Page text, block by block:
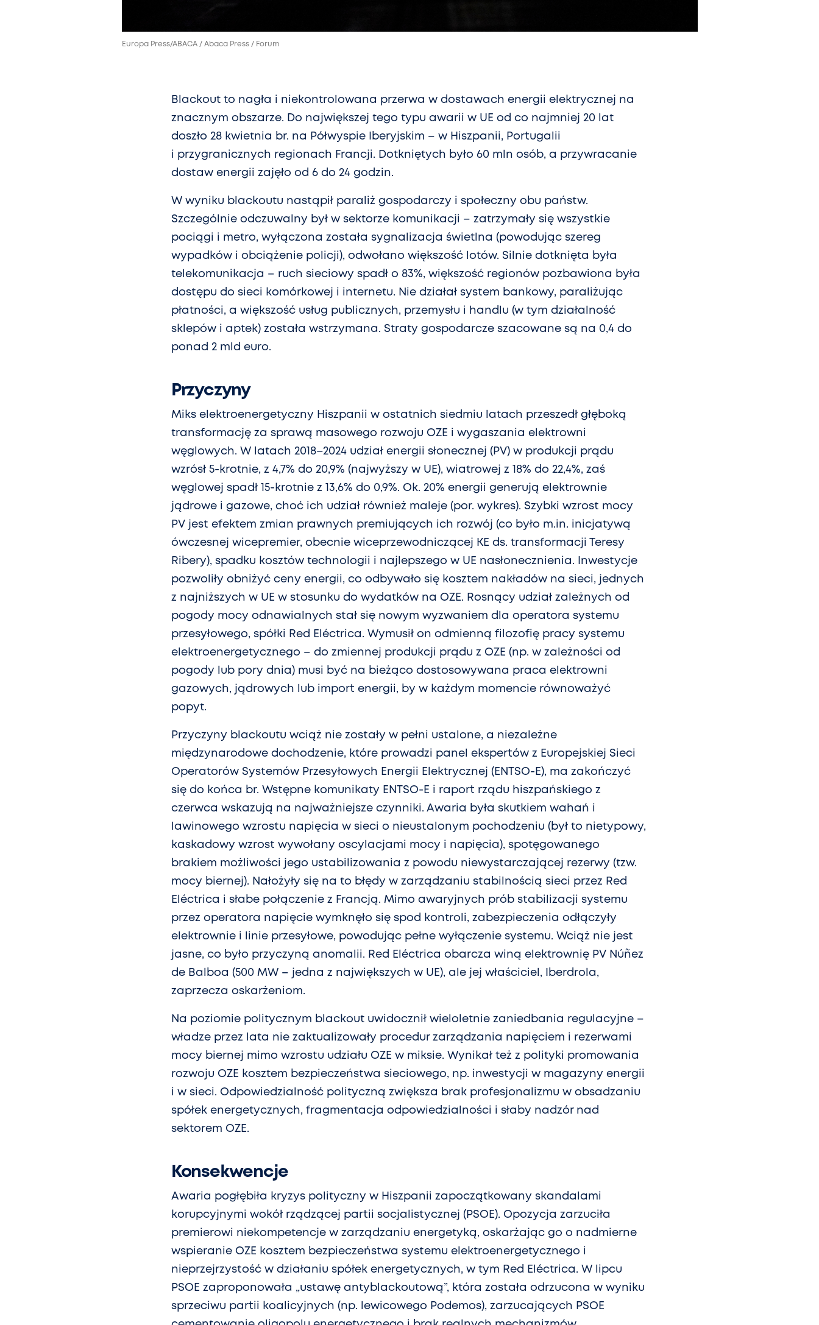
Europa Press/ABACA / Abaca Press / Forum
Blackout to nagła i niekontrolowana przerwa w dostawach energii elektrycznej na
znacznym obszarze. Do największej tego typu awarii w UE od co najmniej 20 lat
doszło 28 kwietnia br. na Półwyspie Iberyjskim – w Hiszpanii, Portugalii
i przygranicznych regionach Francji. Dotkniętych było 60 mln osób, a przywracanie
dostaw energii zajęło od 6 do 24 godzin.
W wyniku blackoutu nastąpił paraliż gospodarczy i społeczny obu państw.
Szczególnie odczuwalny był w sektorze komunikacji – zatrzymały się wszystkie
pociągi i metro, wyłączona została sygnalizacja świetlna (powodując szereg
wypadków i obciążenie policji), odwołano większość lotów. Silnie dotknięta była
telekomunikacja – ruch sieciowy spadł o 83%, większość regionów pozbawiona była
dostępu do sieci komórkowej i internetu. Nie działał system bankowy, paraliżując
płatności, a większość usług publicznych, przemysłu i handlu (w tym działalność
sklepów i aptek) została wstrzymana. Straty gospodarcze szacowane są na 0,4 do
ponad 2 mld euro.
Przyczyny
Miks elektroenergetyczny Hiszpanii w ostatnich siedmiu latach przeszedł głęboką
transformację za sprawą masowego rozwoju OZE i wygaszania elektrowni
węglowych. W latach 2018–2024 udział energii słonecznej (PV) w produkcji prądu
wzrósł 5-krotnie, z 4,7% do 20,9% (najwyższy w UE), wiatrowej z 18% do 22,4%, zaś
węglowej spadł 15-krotnie z 13,6% do 0,9%. Ok. 20% energii generują elektrownie
jądrowe i gazowe, choć ich udział również maleje (por. wykres). Szybki wzrost mocy
PV jest efektem zmian prawnych premiujących ich rozwój (co było m.in. inicjatywą
ówczesnej wicepremier, obecnie wiceprzewodniczącej KE ds. transformacji Teresy
Ribery), spadku kosztów technologii i najlepszego w UE nasłonecznienia. Inwestycje
pozwoliły obniżyć ceny energii, co odbywało się kosztem nakładów na sieci, jednych
z najniższych w UE w stosunku do wydatków na OZE. Rosnący udział zależnych od
pogody mocy odnawialnych stał się nowym wyzwaniem dla operatora systemu
przesyłowego, spółki Red Eléctrica. Wymusił on odmienną filozofię pracy systemu
elektroenergetycznego – do zmiennej produkcji prądu z OZE (np. w zależności od
pogody lub pory dnia) musi być na bieżąco dostosowywana praca elektrowni
gazowych, jądrowych lub import energii, by w każdym momencie równoważyć
popyt.
Przyczyny blackoutu wciąż nie zostały w pełni ustalone, a niezależne
międzynarodowe dochodzenie, które prowadzi panel ekspertów z Europejskiej Sieci
Operatorów Systemów Przesyłowych Energii Elektrycznej (ENTSO-E), ma zakończyć
się do końca br. Wstępne komunikaty ENTSO-E i raport rządu hiszpańskiego z
czerwca wskazują na najważniejsze czynniki. Awaria była skutkiem wahań i
lawinowego wzrostu napięcia w sieci o nieustalonym pochodzeniu (był to nietypowy,
kaskadowy wzrost wywołany oscylacjami mocy i napięcia), spotęgowanego
brakiem możliwości jego ustabilizowania z powodu niewystarczającej rezerwy (tzw.
mocy biernej). Nałożyły się na to błędy w zarządzaniu stabilnością sieci przez Red
Eléctrica i słabe połączenie z Francją. Mimo awaryjnych prób stabilizacji systemu
przez operatora napięcie wymknęło się spod kontroli, zabezpieczenia odłączyły
elektrownie i linie przesyłowe, powodując pełne wyłączenie systemu. Wciąż nie jest
jasne, co było przyczyną anomalii. Red Eléctrica obarcza winą elektrownię PV Núñez
de Balboa (500 MW – jedna z największych w UE), ale jej właściciel, Iberdrola,
zaprzecza oskarżeniom.
Na poziomie politycznym blackout uwidocznił wieloletnie zaniedbania regulacyjne –
władze przez lata nie zaktualizowały procedur zarządzania napięciem i rezerwami
mocy biernej mimo wzrostu udziału OZE w miksie. Wynikał też z polityki promowania
rozwoju OZE kosztem bezpieczeństwa sieciowego, np. inwestycji w magazyny energii
i w sieci. Odpowiedzialność polityczną zwiększa brak profesjonalizmu w obsadzaniu
spółek energetycznych, fragmentacja odpowiedzialności i słaby nadzór nad
sektorem OZE.
Konsekwencje
Awaria pogłębiła kryzys polityczny w Hiszpanii zapoczątkowany skandalami
korupcyjnymi wokół rządzącej partii socjalistycznej (PSOE). Opozycja zarzuciła
premierowi niekompetencje w zarządzaniu energetyką, oskarżając go o nadmierne
wspieranie OZE kosztem bezpieczeństwa systemu elektroenergetycznego i
nieprzejrzystość w działaniu spółek energetycznych, w tym Red Eléctrica. W lipcu
PSOE zaproponowała „ustawę antyblackoutową”, która została odrzucona w wyniku
sprzeciwu partii koalicyjnych (np. lewicowego Podemos), zarzucających PSOE